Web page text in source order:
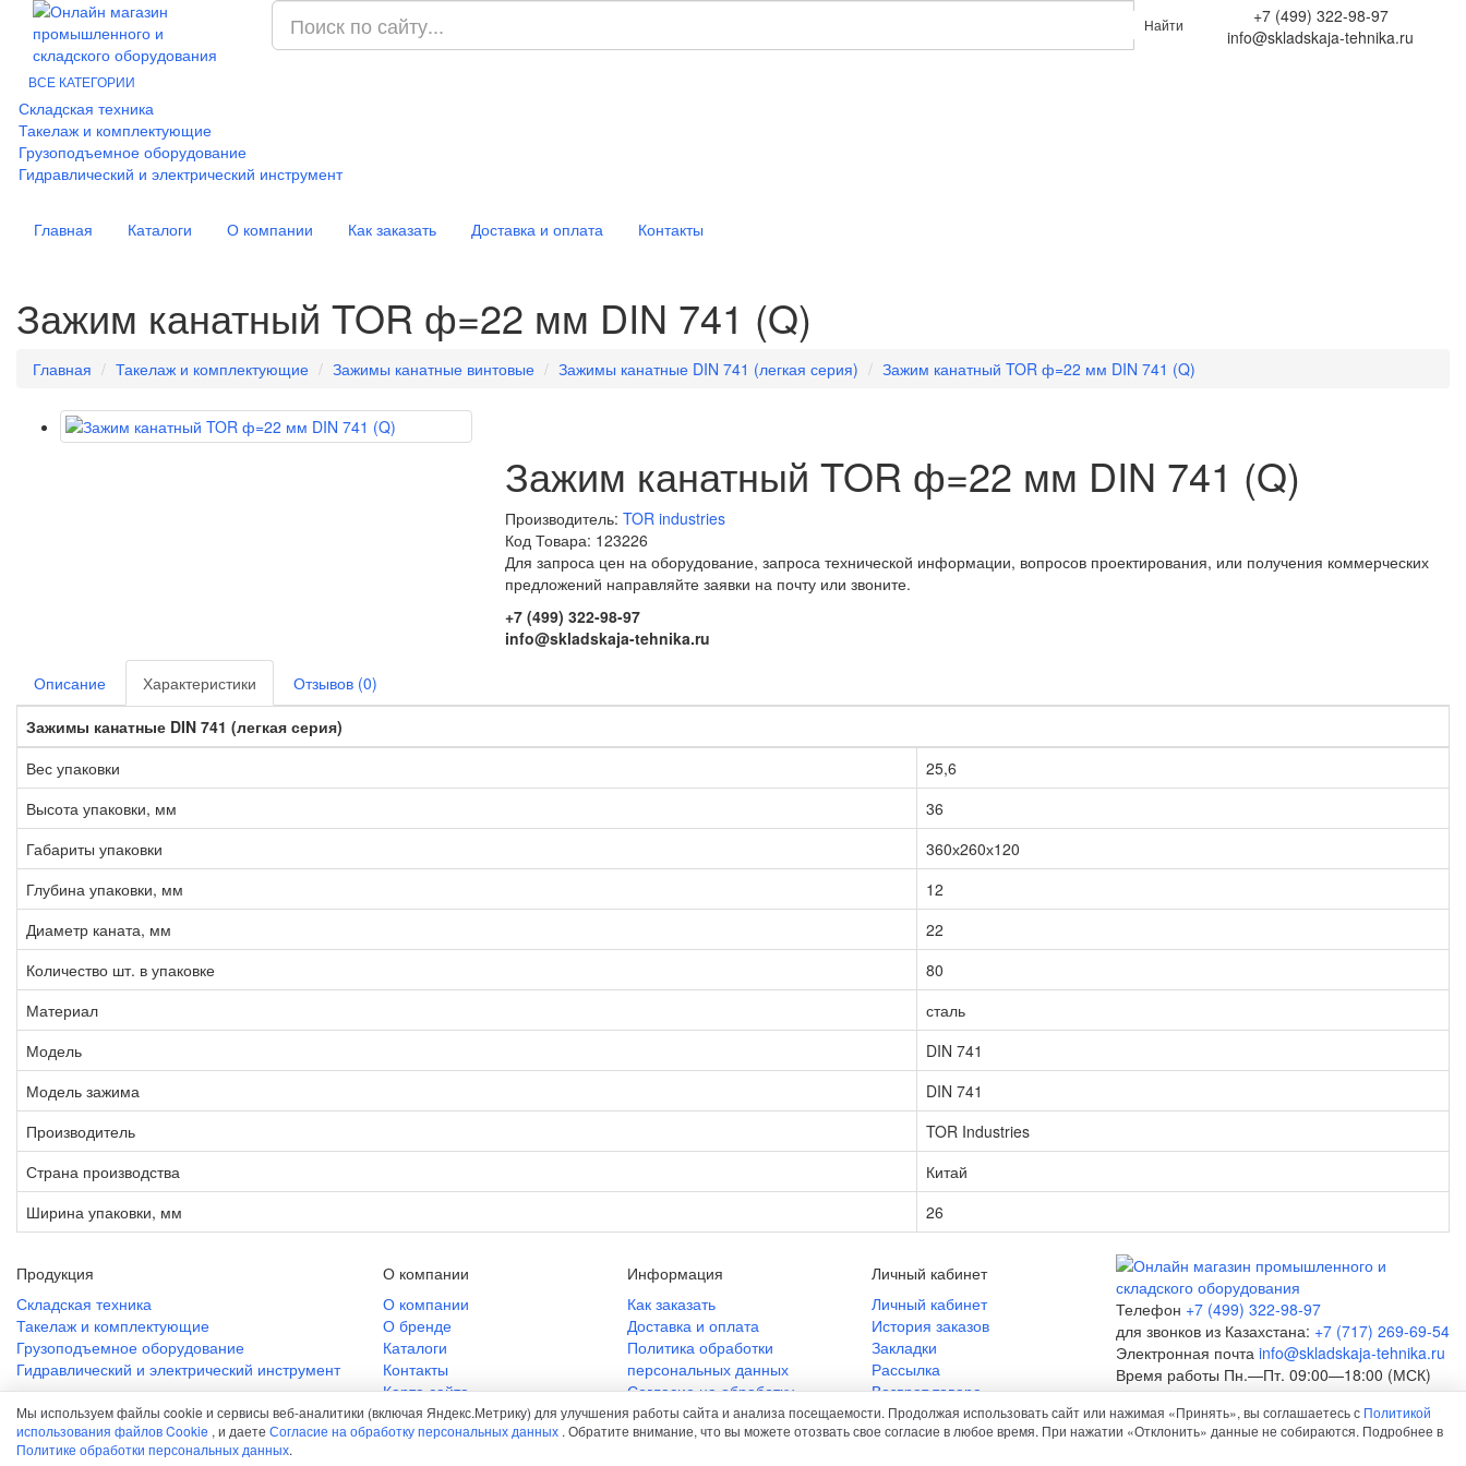
Найти
+7 (499) 322-98-97
info@skladskaja-tehnika.ru
ВСЕ КАТЕГОРИИ
Складская техника
Такелаж и комплектующие
Грузоподъемное оборудование
Гидравлический и электрический инструмент
Главная Каталоги О компании Как заказать Доставка и оплата Контакты
Зажим канатный TOR ф=22 мм DIN 741 (Q)
Главная Такелаж и комплектующие Зажимы канатные винтовые Зажимы канатные DIN 741 (легкая серия) Зажим канатный TOR ф=22 мм DIN 741 (Q)
Зажим канатный TOR ф=22 мм DIN 741 (Q)
Производитель: TOR industries
Код Товара: 123226
Для запроса цен на оборудование, запроса технической информации, вопросов проектирования, или получения коммерческих
предложений направляйте заявки на почту или звоните.
+7 (499) 322-98-97
info@skladskaja-tehnika.ru
Описание Характеристики
Отзывов (0)
Зажимы канатные DIN 741 (легкая серия)
Вес упаковки
25,6
Высота упаковки, мм
36
Габариты упаковки
360х260х120
Глубина упаковки, мм
12
Диаметр каната, мм
22
Количество шт. в упаковке
80
Материал
сталь
Модель
DIN 741
Модель зажима
DIN 741
Производитель
TOR Industries
Страна производства
Китай
Ширина упаковки, мм
26
Продукция
Складская техника
Такелаж и комплектующие
Грузоподъемное оборудование
Гидравлический и электрический инструмент
О компании
О компании
О бренде
Каталоги
Контакты
Карта сайта
Информация
Как заказать
Доставка и оплата
Политика обработки
персональных данных
Согласие на обработку
персональных данных
Личный кабинет
Личный кабинет
История заказов
Закладки
Рассылка
Возврат товара
Телефон +7 (499) 322-98-97
для звонков из Казахстана: +7 (717) 269-69-54
Электронная почта info@skladskaja-tehnika.ru
Время работы Пн.—Пт. 09:00—18:00 (МСК)
Мы используем файлы cookie и сервисы веб-аналитики (включая Яндекс.Метрику) для улучшения работы сайта и анализа посещаемости. Продолжая использовать сайт или нажимая «Принять», вы соглашаетесь с Политикой
использования файлов Cookie , и даете Согласие на обработку персональных данных . Обратите внимание, что вы можете отозвать свое согласие в любое время. При нажатии «Отклонить» данные не собираются. Подробнее в
Политике обработки персональных данных.